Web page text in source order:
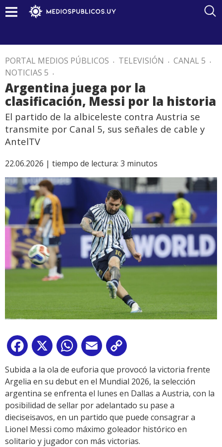
PORTAL MEDIOS PÚBLICOS . TELEVISIÓN . CANAL 5 .
NOTICIAS 5 .
Argentina juega por la
clasificación, Messi por la historia
El partido de la albiceleste contra Austria se
transmite por Canal 5, sus señales de cable y
AntelTV
22.06.2026 | tiempo de lectura: 3 minutos
Facebook
X WhatsApp
Email
Link
Subida a la ola de euforia que provocó la victoria frente
Argelia en su debut en el Mundial 2026, la selección
argentina se enfrenta el lunes en Dallas a Austria, con la
posibilidad de sellar por adelantado su pase a
dieciseisavos, en un partido que puede consagrar a
Lionel Messi como máximo goleador histórico en
solitario y jugador con más victorias.